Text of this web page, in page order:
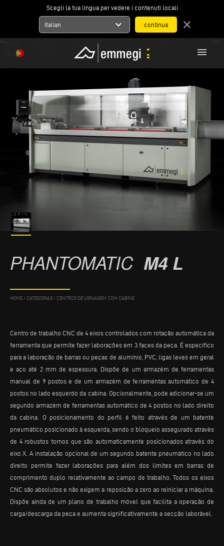
Scegli la tua lingua per vedere i contenuti locali
Italian expand_more close
menu
PHANTOMATIC M4 L
HOME / CATEGORIAS / CENTROS DE USINAGEM COM CABINE
Centro de trabalho CNC de 4 eixos controlados com rotação automática da
ferramenta que permite fazer laborações em 3 faces da peça. É específico
para a laboração de barras ou peças de alumínio, PVC, ligas leves em geral
e aço até 2 mm de espessura. Dispõe de um armazém de ferramentas
manual de 9 postos e de um armazém de ferramentas automático de 4
postos no lado esquerdo da cabina. Opcionalmente, pode adicionar-se um
segundo armazém de ferramentas automático de 4 postos no lado direito
da cabina. O posicionamento do perfil é feito através de um batente
pneumático posicionado à esquerda, sendo o bloqueio assegurado através
de 4 robustos tornos que são automaticamente posicionados através do
eixo X. A instalação opcional de um segundo batente pneumático no lado
direito permite fazer laborações para além dos limites em barras de
comprimento duplo relativamente ao campo de trabalho. Todos os eixos
CNC são absolutos e não exigem a reposição a zero ao reiniciar a máquina.
Dispõe ainda de um plano de trabalho móvel que facilita a operação de
carga/descarga da peça e aumenta significativamente a secção laborável.